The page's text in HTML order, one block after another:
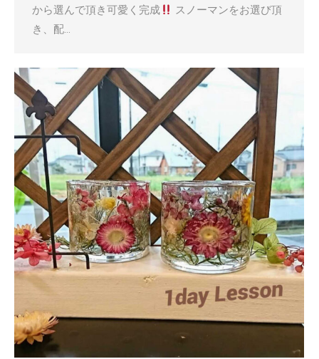
から選んで頂き可愛く完成
スノーマンをお選び頂
き、配…